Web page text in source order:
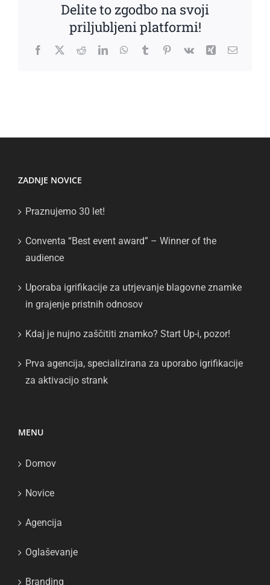
Delite to zgodbo na svoji
priljubljeni platformi!
Facebook
X RedditLinkedInWhatsApp
TumblrPinterest
Vk Xing Email
ZADNJE NOVICE
Praznujemo 30 let!
Conventa “Best event award” – Winner of the
audience
Uporaba igrifikacije za utrjevanje blagovne znamke
in grajenje pristnih odnosov
Kdaj je nujno zaščititi znamko? Start Up-i, pozor!
Prva agencija, specializirana za uporabo igrifikacije
za aktivacijo strank
MENU
Domov
Novice
Agencija
Oglaševanje
Branding